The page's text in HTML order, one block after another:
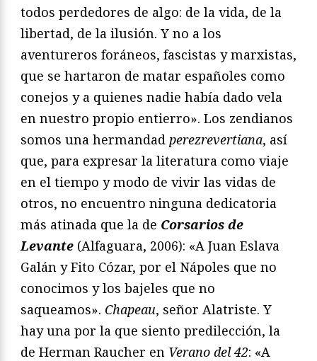
todos perdedores de algo: de la vida, de la
libertad, de la ilusión. Y no a los
aventureros foráneos, fascistas y marxistas,
que se hartaron de matar españoles como
conejos y a quienes nadie había dado vela
en nuestro propio entierro». Los zendianos
somos una hermandad perezrevertiana, así
que, para expresar la literatura como viaje
en el tiempo y modo de vivir las vidas de
otros, no encuentro ninguna dedicatoria
más atinada que la de Corsarios de
Levante (Alfaguara, 2006): «A Juan Eslava
Galán y Fito Cózar, por el Nápoles que no
conocimos y los bajeles que no
saqueamos». Chapeau, señor Alatriste. Y
hay una por la que siento predilección, la
de Herman Raucher en Verano del 42: «A